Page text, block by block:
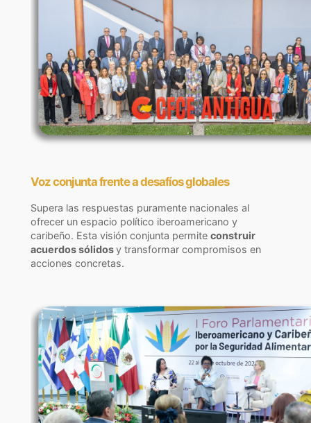
Voz conjunta frente a desafíos globales
Supera las respuestas puramente nacionales al
ofrecer un espacio político iberoamericano y
caribeño. Esta visión conjunta permite construir
acuerdos sólidosy transformar compromisos en
acciones concretas.